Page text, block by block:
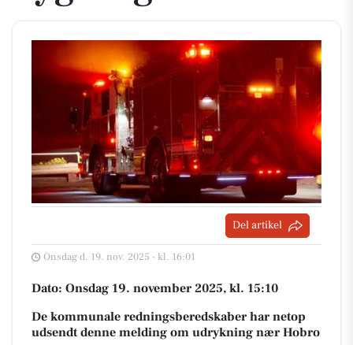
Del artikel
Onsdag d. 19. nov. 2025 - kl. 16:01
Dato: Onsdag 19. november 2025, kl. 15:10
De kommunale redningsberedskaber har netop
udsendt denne melding om udrykning nær Hobro